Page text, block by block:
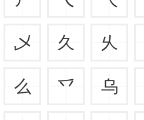
乄 久 乆
么 乊 乌